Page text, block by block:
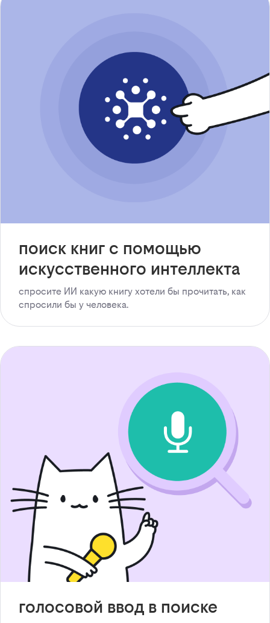
поиск книг с помощью
искусственного интеллекта
спросите ИИ какую книгу хотели бы прочитать, как
спросили бы у человека.
голосовой ввод в поиске